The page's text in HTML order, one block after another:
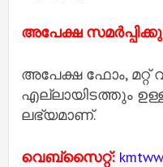
അപേക്ഷ
അപേക്ഷ ഫോം, മറ്റ്
എല്ലായിടത്തും
ലഭ്യമാണ്.
വെബ്സൈറ്റ്: